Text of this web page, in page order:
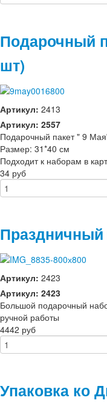
Подарочный
шт)
Артикул: 2413
Артикул: 2557
Подарочный пакет " 9
Размер: 31*40 см
Подходит к наборам в
34 руб
Артикул: 2423
Артикул: 2423
Большой подарочный
ручной работы
4442 руб
Упаковка ко